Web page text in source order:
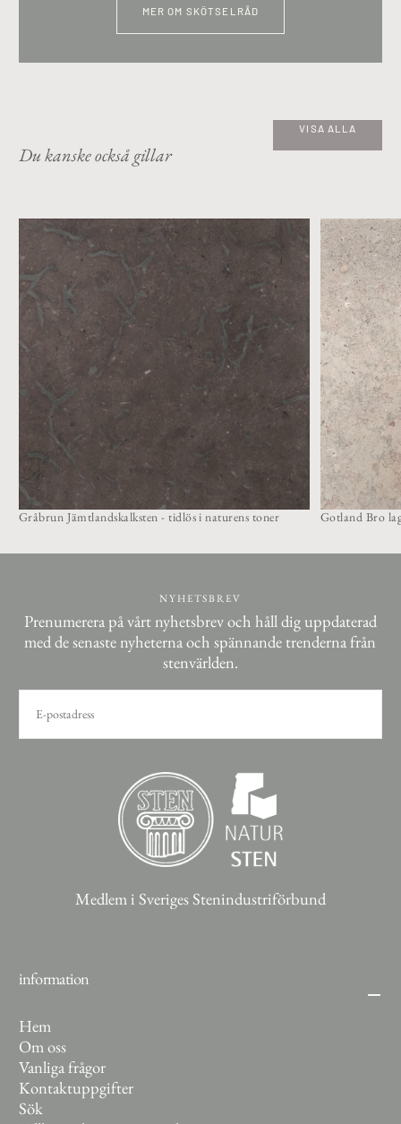
MER OM SKÖTSELRÅD
Du kanske också gillar
Gråbrun Jämtlandskalksten - tidlös i naturens toner Gotland Bro
VISA ALLA
NYHETSBREV
Prenumerera på vårt nyhetsbrev och håll dig uppdaterad
med de senaste nyheterna och spännande trenderna från
stenvärlden.
POST
Medlem i Sveriges Stenindustriförbund
information
Hem
Om oss
Vanliga frågor
Kontaktuppgifter
Sök